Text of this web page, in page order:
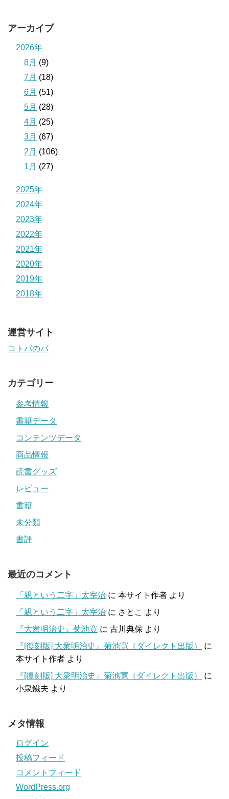
アーカイブ
2026年
8月 (9)
7月 (18)
6月 (51)
5月 (28)
4月 (25)
3月 (67)
2月 (106)
1月 (27)
2025年
2024年
2023年
2022年
2021年
2020年
2019年
2018年
運営サイト
コトバのバ
カテゴリー
参考情報
書籍データ
コンテンツデータ
商品情報
読書グッズ
レビュー
書籍
未分類
書評
最近のコメント
「親という二字」太宰治 に 本サイト作者 より
「親という二字」太宰治 に さとこ より
『大衆明治史』菊池寛 に 古川典保 より
『[復刻版] 大衆明治史』菊池寛（ダイレクト出版）
に
本サイト作者 より
『[復刻版] 大衆明治史』菊池寛（ダイレクト出版）
に
小泉鐵夫 より
メタ情報
ログイン
投稿フィード
コメントフィード
WordPress.org